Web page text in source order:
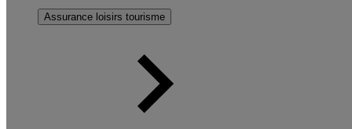
Assurance loisirs tourisme